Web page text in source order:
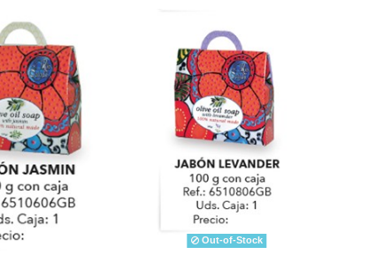
Out-of-Stock